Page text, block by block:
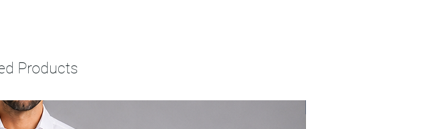
Products